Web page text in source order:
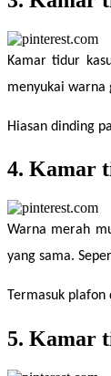
Kamar tidur
menyukai warna
Hiasan dinding
4. Kamar
Warna merah
yang sama.
Termasuk
5. Kamar